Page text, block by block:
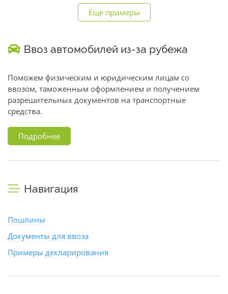
Еще примеры
Ввоз автомобилей из-за рубежа
Поможем физическим и юридическим лицам со
ввозом, таможенным оформлением и получением
разрешительных документов на транспортные
средства.
Подробнее
Навигация
Пошлины
Документы для ввоза
Примеры декларирования